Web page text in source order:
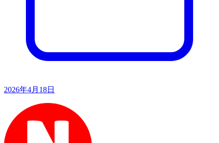
2026年4月18日